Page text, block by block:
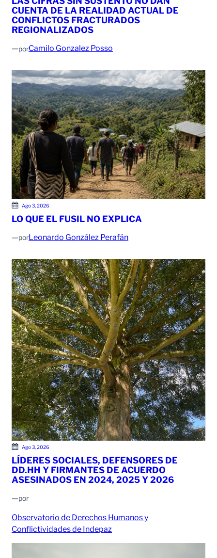
CUENTA DE LA REALIDAD ACTUAL DE
CONFLICTOS FRACTURADOS
REGIONALIZADOS
—porCamilo Gonzalez Posso
Ago 3, 2026
LO QUE EL FUSIL NO EXPLICA
—porLeonardo González Perafán
Ago 3, 2026
LÍDERES SOCIALES, DEFENSORES DE
DD.HH Y FIRMANTES DE ACUERDO
ASESINADOS EN 2024, 2025 Y 2026
—por
Observatorio de Derechos Humanos y
Conflictividades de Indepaz